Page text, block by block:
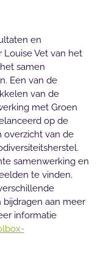
en
Vet van het
samen
Een van de
van de
met Groen
op de
overzicht van de
samenwerking en
te vinden.
aan meer
informatie